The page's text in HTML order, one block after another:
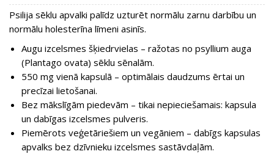
Psilija sēklu apvalki palīdz uzturēt normālu zarnu darbību un
normālu holesterīna līmeni asinīs.
Augu izcelsmes šķiedrvielas – ražotas no psyllium auga
(Plantago ovata) sēklu sēnalām.
550 mg vienā kapsulā – optimālais daudzums ērtai un
precīzai lietošanai.
Bez mākslīgām piedevām – tikai nepieciešamais: kapsula
un dabīgas izcelsmes pulveris.
Piemērots veģetāriešiem un vegāniem – dabīgs kapsulas
apvalks bez dzīvnieku izcelsmes sastāvdaļām.